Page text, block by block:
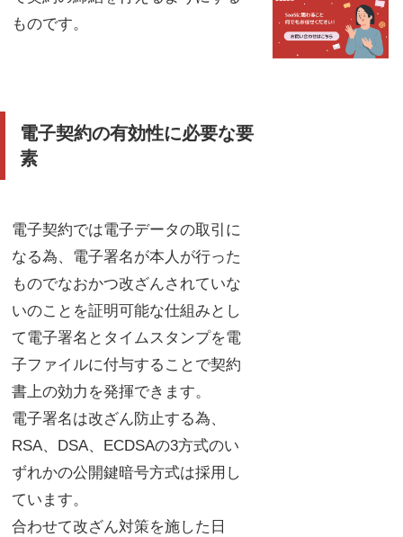
ものです。
電子契約の有効性に必要な要
素
電子契約では電子データの取引に
なる為、電子署名が本人が行った
ものでなおかつ改ざんされていな
いのことを証明可能な仕組みとし
て電子署名とタイムスタンプを電
子ファイルに付与することで契約
書上の効力を発揮できます。
電子署名は改ざん防止する為、
RSA、DSA、ECDSAの3方式のい
ずれかの公開鍵暗号方式は採用し
ています。
合わせて改ざん対策を施した日